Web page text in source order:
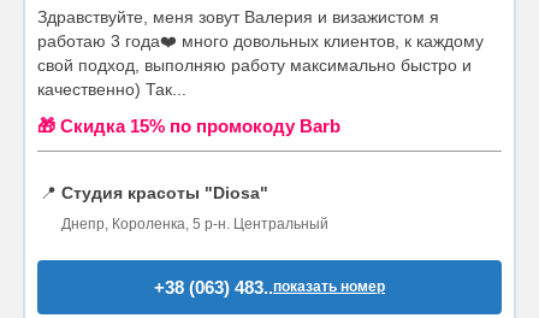
Здравствуйте, меня зовут Валерия и визажистом я
работаю 3 года❤️ много довольных клиентов, к каждому
свой подход, выполняю работу максимально быстро и
качественно) Так...
🎁 Cкидка 15% по промокоду Barb
📍 Студия красоты "Diosa"
Днепр, Короленка, 5 р-н. Центральный
+38 (063) 483..показать номер